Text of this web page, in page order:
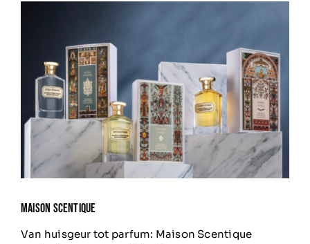
MAISON SCENTIQUE
Van huisgeur tot parfum: Maison Scentique